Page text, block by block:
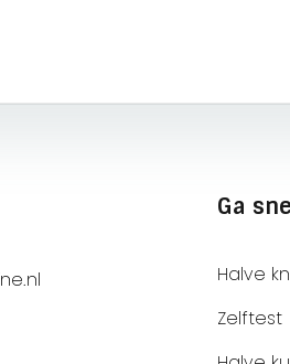
Ga
Halve
Zelftest